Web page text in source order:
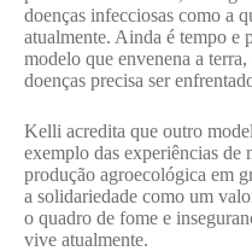
doenças infecciosas como a
atualmente. Ainda é tempo e
modelo que envenena a terra,
doenças precisa ser
Kelli acredita que outro
exemplo das experiências de
produção agroecológica em
a solidariedade como um
o quadro de fome e
vive atualmente.